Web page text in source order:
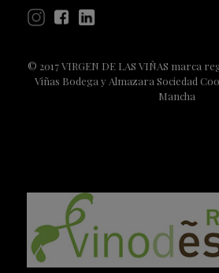
© 2017 VIRGEN DE LAS VIÑAS marca
Viñas Bodega y Almazara Sociedad
Mancha